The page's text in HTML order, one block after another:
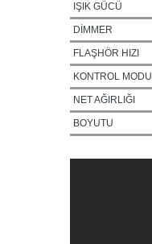
IŞIK GÜCÜ
DİMMER
FLAŞHÖR HIZI
KONTROL MODU
NET AĞIRLIĞI
BOYUTU